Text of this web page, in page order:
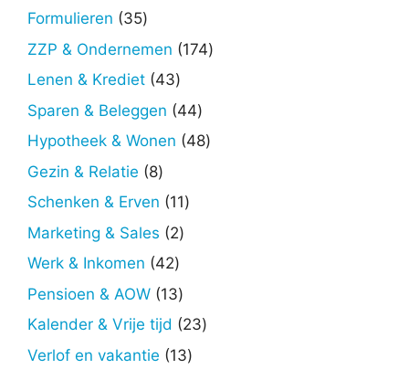
producten
Formulieren 3535
producten
ZZP & Ondernemen 174174
Lenen & Krediet 4343
producten
Sparen & Beleggen 4444
producten
Hypotheek & Wonen 4848
Gezin & Relatie 88
producten
Schenken & Erven 1111
Marketing & Sales 22
Werk & Inkomen 4242
producten
Pensioen & AOW 1313
producten
Kalender & Vrije tijd 2323
Verlof en vakantie 1313